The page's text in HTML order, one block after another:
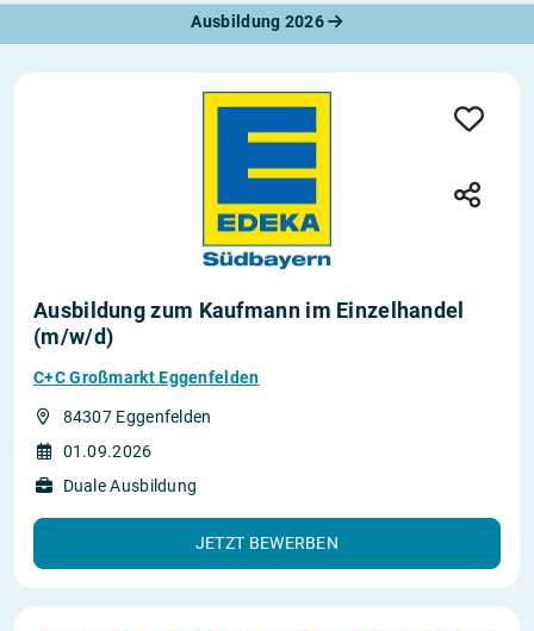
Ausbildung 2026
Ausbildung zum Kaufmann im Einzelhandel
(m/w/d)
C+C Großmarkt Eggenfelden
84307 Eggenfelden
01.09.2026
Duale Ausbildung
JETZT BEWERBEN